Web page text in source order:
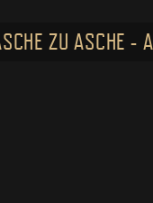
ZU ASCHE -